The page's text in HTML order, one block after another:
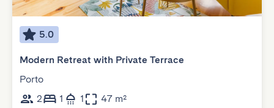
5.0
Modern Retreat with Private Terrace
Porto
2
1 1 47 m²